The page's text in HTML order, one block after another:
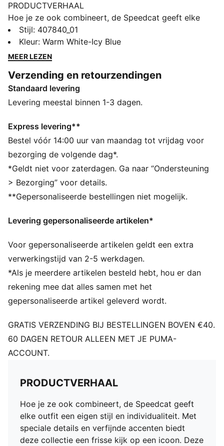
PRODUCTVERHAAL
Hoe je ze ook combineert, de Speedcat geeft elke
outfit een eigen stijl en individualiteit. Met speciale
details en verfijnde accenten biedt deze collectie een
frisse kijk op een icoon. Deze PUMA-klassieker is
motorsportenergie naar de straat. Ga ook voor deze
ingetogen trend met de nieuwste evolutie van het
iconische silhouet en vind het paar dat bij jouw stijl
DETAILS
Breedte: Normaal
Type neus: Rond
Sluiting: Veters
Type hak: Plat
PUMA Formstrip
PUMA Cat-logo
Stijl: 407840_01
Kleur: Warm White-Icy Blue
MEER LEZEN
Verzending en retourzendingen
Standaard levering
Levering meestal binnen 1-3 dagen.
Express levering**
Bestel vóór 14:00 uur van maandag tot vrijdag voor
bezorging de volgende dag*.
*Geldt niet voor zaterdagen. Ga naar “Ondersteuning
> Bezorging” voor details.
**Gepersonaliseerde bestellingen niet mogelijk.
Levering gepersonaliseerde artikelen*
Voor gepersonaliseerde artikelen geldt een extra
verwerkingstijd van 2-5 werkdagen.
*Als je meerdere artikelen besteld hebt, hou er dan
rekening mee dat alles samen met het
gepersonaliseerde artikel geleverd wordt.
GRATIS VERZENDING BIJ BESTELLINGEN BOVEN €40.
60 DAGEN RETOUR ALLEEN MET JE PUMA-
ACCOUNT.
PRODUCTVERHAAL
Hoe je ze ook combineert, de Speedcat geeft
elke outfit een eigen stijl en individualiteit. Met
speciale details en verfijnde accenten biedt
deze collectie een frisse kijk op een icoon. Deze